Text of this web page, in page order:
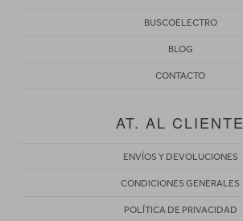
BUSCOELECTRO
BLOG
CONTACTO
AT. AL CLIENTE
ENVÍOS Y DEVOLUCIONES
CONDICIONES GENERALES
POLÍTICA DE PRIVACIDAD